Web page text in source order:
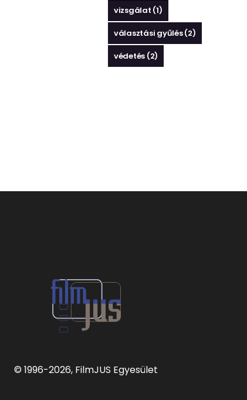
vizsgálat (1)
választási gyűlés(2)
védetés (2)
© 1996-2026, FilmJUS Egyesület